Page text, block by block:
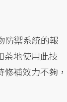
防禦系統的報
荼地使用此技
補效力不夠，